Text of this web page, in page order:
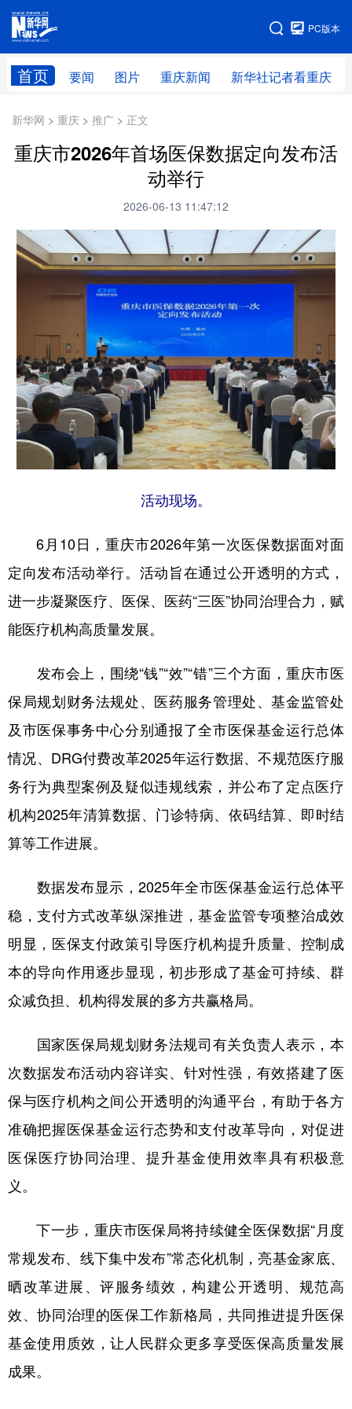
PC版本
首页 要闻 图片 重庆新闻 新华社记者看重庆
网站地图
新华网 > 重庆 > 推广 > 正文
重庆市2026年首场医保数据定向发布活
动举行
2026-06-13 11:47:12
活动现场。
6月10日，重庆市2026年第一次医保数据面对面
定向发布活动举行。活动旨在通过公开透明的方式，
进一步凝聚医疗、医保、医药“三医”协同治理合力，赋
能医疗机构高质量发展。
发布会上，围绕“钱”“效”“错”三个方面，重庆市医
保局规划财务法规处、医药服务管理处、基金监管处
及市医保事务中心分别通报了全市医保基金运行总体
情况、DRG付费改革2025年运行数据、不规范医疗服
务行为典型案例及疑似违规线索，并公布了定点医疗
机构2025年清算数据、门诊特病、依码结算、即时结
算等工作进展。
数据发布显示，2025年全市医保基金运行总体平
稳，支付方式改革纵深推进，基金监管专项整治成效
明显，医保支付政策引导医疗机构提升质量、控制成
本的导向作用逐步显现，初步形成了基金可持续、群
众减负担、机构得发展的多方共赢格局。
国家医保局规划财务法规司有关负责人表示，本
次数据发布活动内容详实、针对性强，有效搭建了医
保与医疗机构之间公开透明的沟通平台，有助于各方
准确把握医保基金运行态势和支付改革导向，对促进
医保医疗协同治理、提升基金使用效率具有积极意
义。
下一步，重庆市医保局将持续健全医保数据“月度
常规发布、线下集中发布”常态化机制，亮基金家底、
晒改革进展、评服务绩效，构建公开透明、规范高
效、协同治理的医保工作新格局，共同推进提升医保
基金使用质效，让人民群众更多享受医保高质量发展
成果。